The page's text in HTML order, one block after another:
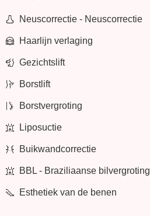
Neuscorrectie - Neuscorrectie
Haarlijn verlaging
Gezichtslift
Borstlift
Borstvergroting
Liposuctie
Buikwandcorrectie
BBL - Braziliaanse bilvergroting
Esthetiek van de benen